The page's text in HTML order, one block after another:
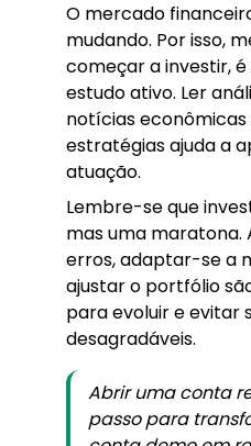
O mercado
mudando. Por isso,
começar a investir,
estudo ativo. Ler
notícias econômicas
estratégias ajuda a
atuação.
Lembre-se que
mas uma maratona.
erros, adaptar-se a
ajustar o portfólio
para evoluir e evitar
desagradáveis.
Abrir uma conta
passo para